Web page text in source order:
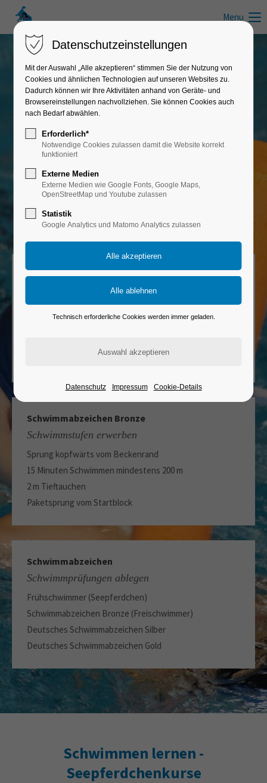
Menu
Schwimmkurse in Mecklenburg-
Vorpommern
Seepferdchenkurse Mecklenburgische
Schwimmen lernen und Schwimmabzeichen "Seepferdchen", "Seeräuber",
"Bronze", "Silber" & "Gold"
Frühschwimmer Seepferdchen
Tauchen im schultertiefem Wasser
Schwimmabzeichen Bronze
Schwimmstufen erwerben
Sprung kopfwärts vom Beckenrand
15 Minuten Schwimmen mindestens 200 m
2 m Tieftauchen
Paketsprung vom Startblock
Schwimmabzeichen
Schwimmprüfungen ablegen
Frühschwimmer (Seepferdchen)
Schwimmabzeichen Bronze (Freischwimmer)
Deutsches Schwimmabzeichen Silber
Deutsches Schwimmabzeichen Gold
Schwimmen lernen -
Seepferdchenkurse
Datenschutzeinstellungen
Mit der Auswahl „Alle akzeptieren“ stimmen Sie der Nutzung von
Cookies und ähnlichen Technologien auf unseren Websites zu.
Dadurch können wir Ihre Aktivitäten anhand von Geräte- und
Browsereinstellungen nachvollziehen. Sie können Cookies auch
nach Bedarf abwählen.
Erforderlich*
Notwendige Cookies zulassen damit die Website korrekt
funktioniert
Externe Medien
Externe Medien wie Google Fonts, Google Maps,
OpenStreetMap und Youtube zulassen
Statistik
Google Analytics und Matomo Analytics zulassen
Technisch erforderliche Cookies werden immer geladen.
Datenschutz Impressum Cookie-Details